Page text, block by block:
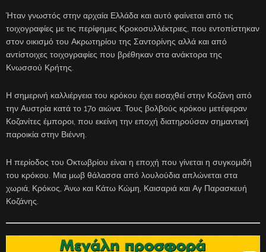
Ήταν γνωστός στην αρχαία Ελλάδα και αυτό φαίνεται από τις
τοιχογραφίες με τις περίφημες Κροκοσυλλέκτριες, που εντοπίστηκαν
στον οικισμό του Ακρωτηρίου της Σαντορίνης αλλά και από
αντίστοιχες τοιχογραφίες που βρέθηκαν στα ανάκτορα της
Κνωσσού Κρήτης.
Η σημερινή καλλιέργεια του κρόκου έχει εισαχθεί στην Κοζάνη από
την Αυστρία κατά το 17ο αιώνα. Τους βολβούς κρόκου μετέφεραν
Κοζανίτες έμποροι, που εκείνη την εποχή διατηρούσαν σημαντική
παροικία στην Βιέννη.
Η περίοδος του Οκτωβρίου είναι η εποχή που γίνεται η συγκομιδή
του κρόκου. Μια μωβ θάλασσα από λουλούδια απλώνεται στα
χωριά, Κρόκος, Άνω και Κάτω Κώμη, Καισαριά και Αγ Παρασκευή
Κοζάνης.